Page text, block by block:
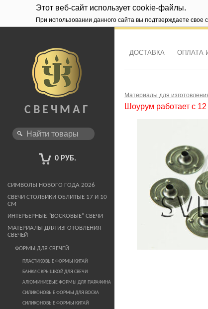
Этот веб-сайт использует cookie-файлы.
При использовании данного сайта вы подтверждаете
СВЕЧМАГ
0 РУБ.
СИМВОЛЫ НОВОГО ГОДА 2026
СВЕЧИ СТОЛБИКИ ОБЛИТЫЕ 17 И 10
СМ
ИНТЕРЬЕРНЫЕ "ВОСКОВЫЕ" СВЕЧИ
МАТЕРИАЛЫ ДЛЯ ИЗГОТОВЛЕНИЯ
СВЕЧЕЙ
ФОРМЫ ДЛЯ СВЕЧЕЙ
ПЛАСТИКОВЫЕ ФОРМЫ КИТАЙ
БАНКИ С КРЫШКОЙ ДЛЯ СВЕЧИ
АЛЮМИНИЕВЫЕ ФОРМЫ ДЛЯ ПАРАФИНА
СИЛИКОНОВЫЕ ФОРМЫ ДЛЯ ВОСКА
СИЛИКОНОВЫЕ ФОРМЫ КИТАЙ
ДОСТАВКА ОПЛАТА
Материалы для
Шоурум работает с